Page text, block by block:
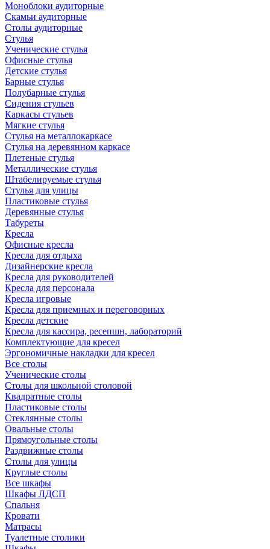
Моноблоки аудиторные
Скамьи аудиторные
Столы аудиторные
Стулья
Ученические стулья
Офисные стулья
Детские стулья
Барные стулья
Полубарные стулья
Сидения стульев
Каркасы стульев
Мягкие стулья
Стулья на металлокаркасе
Стулья на деревянном каркасе
Плетеные стулья
Металлические стулья
Штабелируемые стулья
Стулья для улицы
Пластиковые стулья
Деревянные стулья
Табуреты
Кресла
Офисные кресла
Кресла для отдыха
Дизайнерские кресла
Кресла для руководителей
Кресла для персонала
Кресла игровые
Кресла для приемных и переговорных
Кресла детские
Кресла для кассира, ресепшн, лабораторий
Комплектующие для кресел
Эргономичные накладки для кресел
Все столы
Ученические столы
Столы для школьной столовой
Квадратные столы
Пластиковые столы
Стеклянные столы
Овальные столы
Прямоугольные столы
Раздвижные столы
Столы для улицы
Круглые столы
Все шкафы
Шкафы ЛДСП
Спальня
Кровати
Матрасы
Туалетные столики